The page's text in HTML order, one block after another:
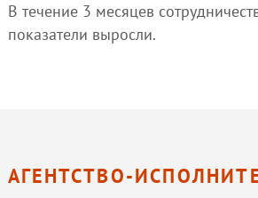
В течение 3 месяцев
показатели выросли.
АГЕНТСТВО-